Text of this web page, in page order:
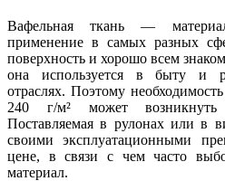
Вафельная ткань —
применение в самых разных
поверхность и хорошо всем
она используется в быту и
отраслях. Поэтому
240 г/м² может
Поставляемая в рулонах или в
своими эксплуатационными
цене, в связи с чем часто
материал.